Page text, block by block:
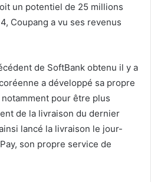
un potentiel de 25 millions
Coupang a vu ses revenus
de SoftBank obtenu il y a
a développé sa propre
pour être plus
de la livraison du dernier
lancé la livraison le jour-
son propre service de